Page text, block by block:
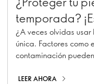
temporada?
debes de
¿A veces olvidas
única. Factores como
contaminación
pérdida de colágeno.
LEER AHORA